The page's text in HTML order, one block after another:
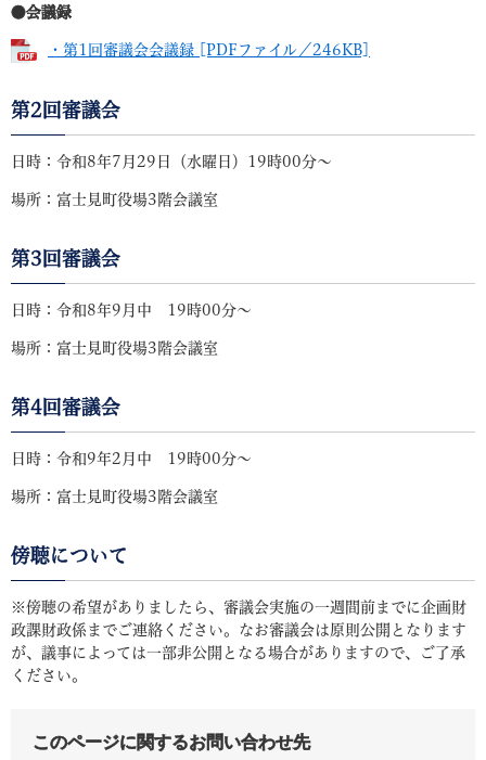
●会議録
・第1回審議会会議録 [PDFファイル／246KB]
第2回審議会
日時：令和8年7月29日（水曜日）19時00分～
場所：富士見町役場3階会議室
第3回審議会
日時：令和8年9月中 19時00分～
場所：富士見町役場3階会議室
第4回審議会
日時：令和9年2月中 19時00分～
場所：富士見町役場3階会議室
傍聴について
※傍聴の希望がありましたら、審議会実施の一週間前までに企画財
政課財政係までご連絡ください。なお審議会は原則公開となります
が、議事によっては一部非公開となる場合がありますので、ご了承
ください。
このページに関するお問い合わせ先